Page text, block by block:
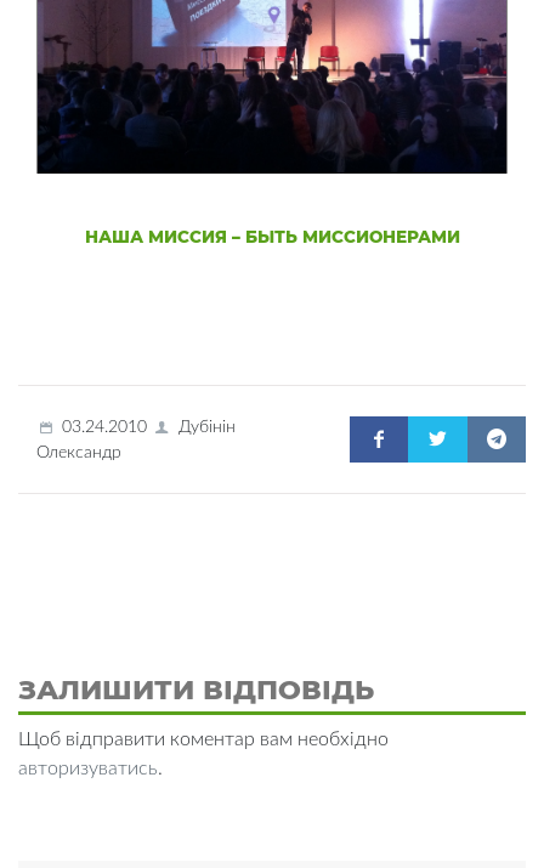
НАША МИССИЯ – БЫТЬ МИССИОНЕРАМИ
03.24.2010
Дубінін
Олександр
ЗАЛИШИТИ ВІДПОВІДЬ
Щоб відправити коментар вам необхідно
авторизуватись.